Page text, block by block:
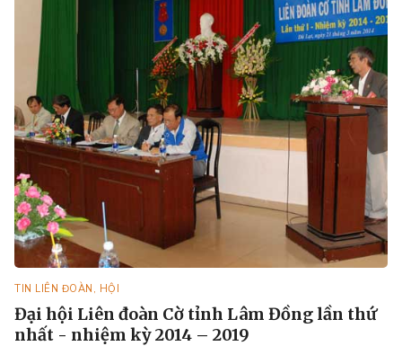
TIN LIÊN ĐOÀN, HỘI
Đại hội Liên đoàn Cờ tỉnh Lâm Đồng lần thứ
nhất - nhiệm kỳ 2014 – 2019